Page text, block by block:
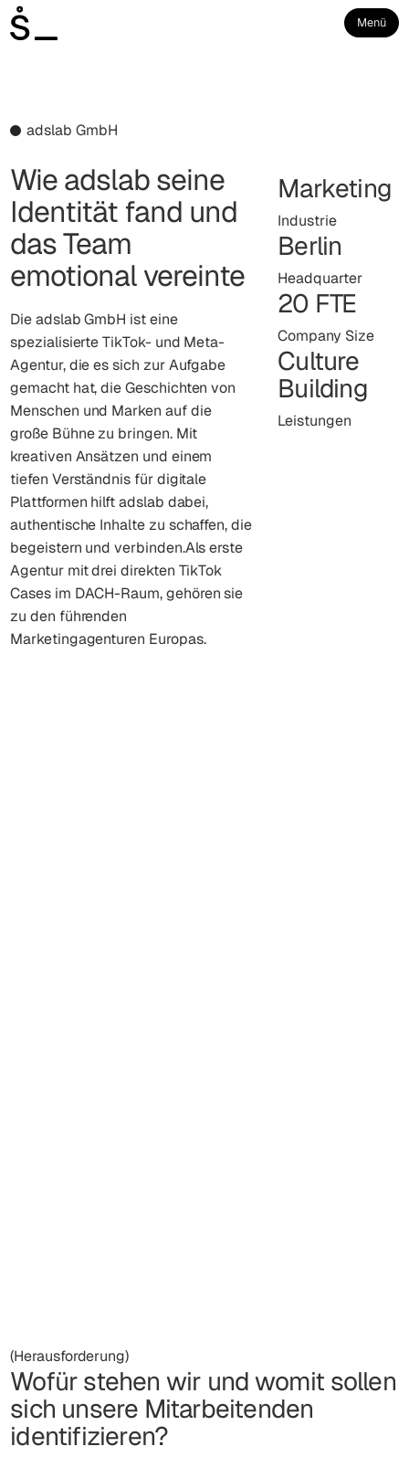
Menü
adslab GmbH
Wie adslab seine
Identität fand und
das Team
emotional vereinte
Die adslab GmbH ist eine
spezialisierte TikTok- und Meta-
Agentur, die es sich zur Aufgabe
gemacht hat, die Geschichten von
Menschen und Marken auf die
große Bühne zu bringen. Mit
kreativen Ansätzen und einem
tiefen Verständnis für digitale
Plattformen hilft adslab dabei,
authentische Inhalte zu schaffen, die
begeistern und verbinden.Als erste
Agentur mit drei direkten TikTok
Cases im DACH-Raum, gehören sie
zu den führenden
Marketingagenturen Europas.
Marketing
Industrie
Berlin
Headquarter
20 FTE
Company Size
Culture
Building
Leistungen
(Herausforderung)
Wofür stehen wir und womit sollen
sich unsere Mitarbeitenden
identifizieren?